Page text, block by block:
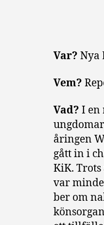
Var? Nya
Vem?
Vad? I en
åringen
gått in i
KiK.
var
ber om